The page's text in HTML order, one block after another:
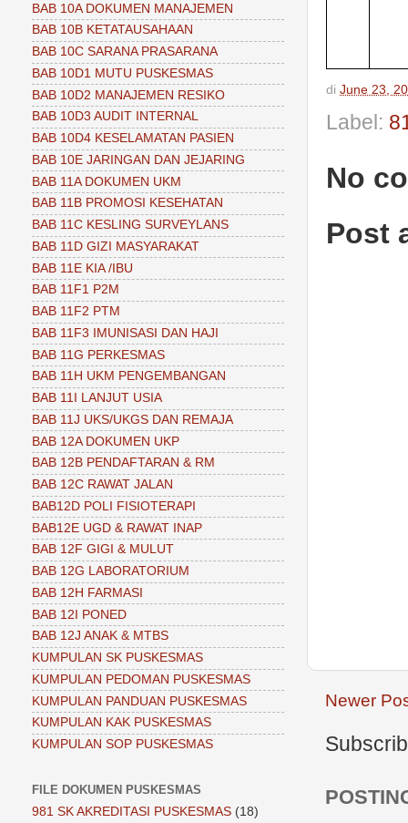
di June 23,
Label:
No
Post
Newer
BAB 10A DOKUMEN MANAJEMEN
BAB 10B KETATAUSAHAAN
BAB 10C SARANA PRASARANA
BAB 10D1 MUTU PUSKESMAS
BAB 10D2 MANAJEMEN RESIKO
BAB 10D3 AUDIT INTERNAL
BAB 10D4 KESELAMATAN PASIEN
BAB 10E JARINGAN DAN JEJARING
BAB 11A DOKUMEN UKM
BAB 11B PROMOSI KESEHATAN
BAB 11C KESLING SURVEYLANS
BAB 11D GIZI MASYARAKAT
BAB 11E KIA /IBU
BAB 11F1 P2M
BAB 11F2 PTM
BAB 11F3 IMUNISASI DAN HAJI
BAB 11G PERKESMAS
BAB 11H UKM PENGEMBANGAN
BAB 11I LANJUT USIA
BAB 11J UKS/UKGS DAN REMAJA
BAB 12A DOKUMEN UKP
BAB 12B PENDAFTARAN & RM
BAB 12C RAWAT JALAN
BAB12D POLI FISIOTERAPI
BAB12E UGD & RAWAT INAP
BAB 12F GIGI & MULUT
BAB 12G LABORATORIUM
BAB 12H FARMASI
BAB 12I PONED
BAB 12J ANAK & MTBS
KUMPULAN SK PUSKESMAS
KUMPULAN PEDOMAN PUSKESMAS
KUMPULAN PANDUAN PUSKESMAS
KUMPULAN KAK PUSKESMAS
KUMPULAN SOP PUSKESMAS
FILE DOKUMEN PUSKESMAS
981 SK AKREDITASI PUSKESMAS (18)